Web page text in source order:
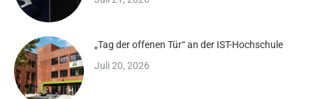
„Tag der offenen Tür“ an der IST-Hochschule
Juli 20, 2026